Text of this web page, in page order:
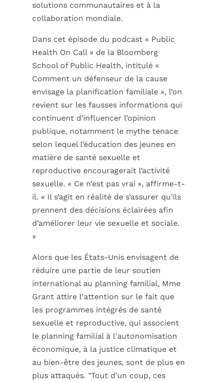
solutions communautaires et à la
collaboration mondiale.
Dans cet épisode du podcast « Public
Health On Call » de la Bloomberg
School of Public Health, intitulé «
Comment un défenseur de la cause
envisage la planification familiale », l’on
revient sur les fausses informations qui
continuent d’influencer l’opinion
publique, notamment le mythe tenace
selon lequel l’éducation des jeunes en
matière de santé sexuelle et
reproductive encouragerait l’activité
sexuelle. « Ce n’est pas vrai », affirme-t-
il. « Il s’agit en réalité de s’assurer qu’ils
prennent des décisions éclairées afin
d’améliorer leur vie sexuelle et sociale.
»
Alors que les États-Unis envisagent de
réduire une partie de leur soutien
international au planning familial, Mme
Grant attire l'attention sur le fait que
les programmes intégrés de santé
sexuelle et reproductive, qui associent
le planning familial à l'autonomisation
économique, à la justice climatique et
au bien-être des jeunes, sont de plus en
plus attaqués. "Tout d'un coup, ces